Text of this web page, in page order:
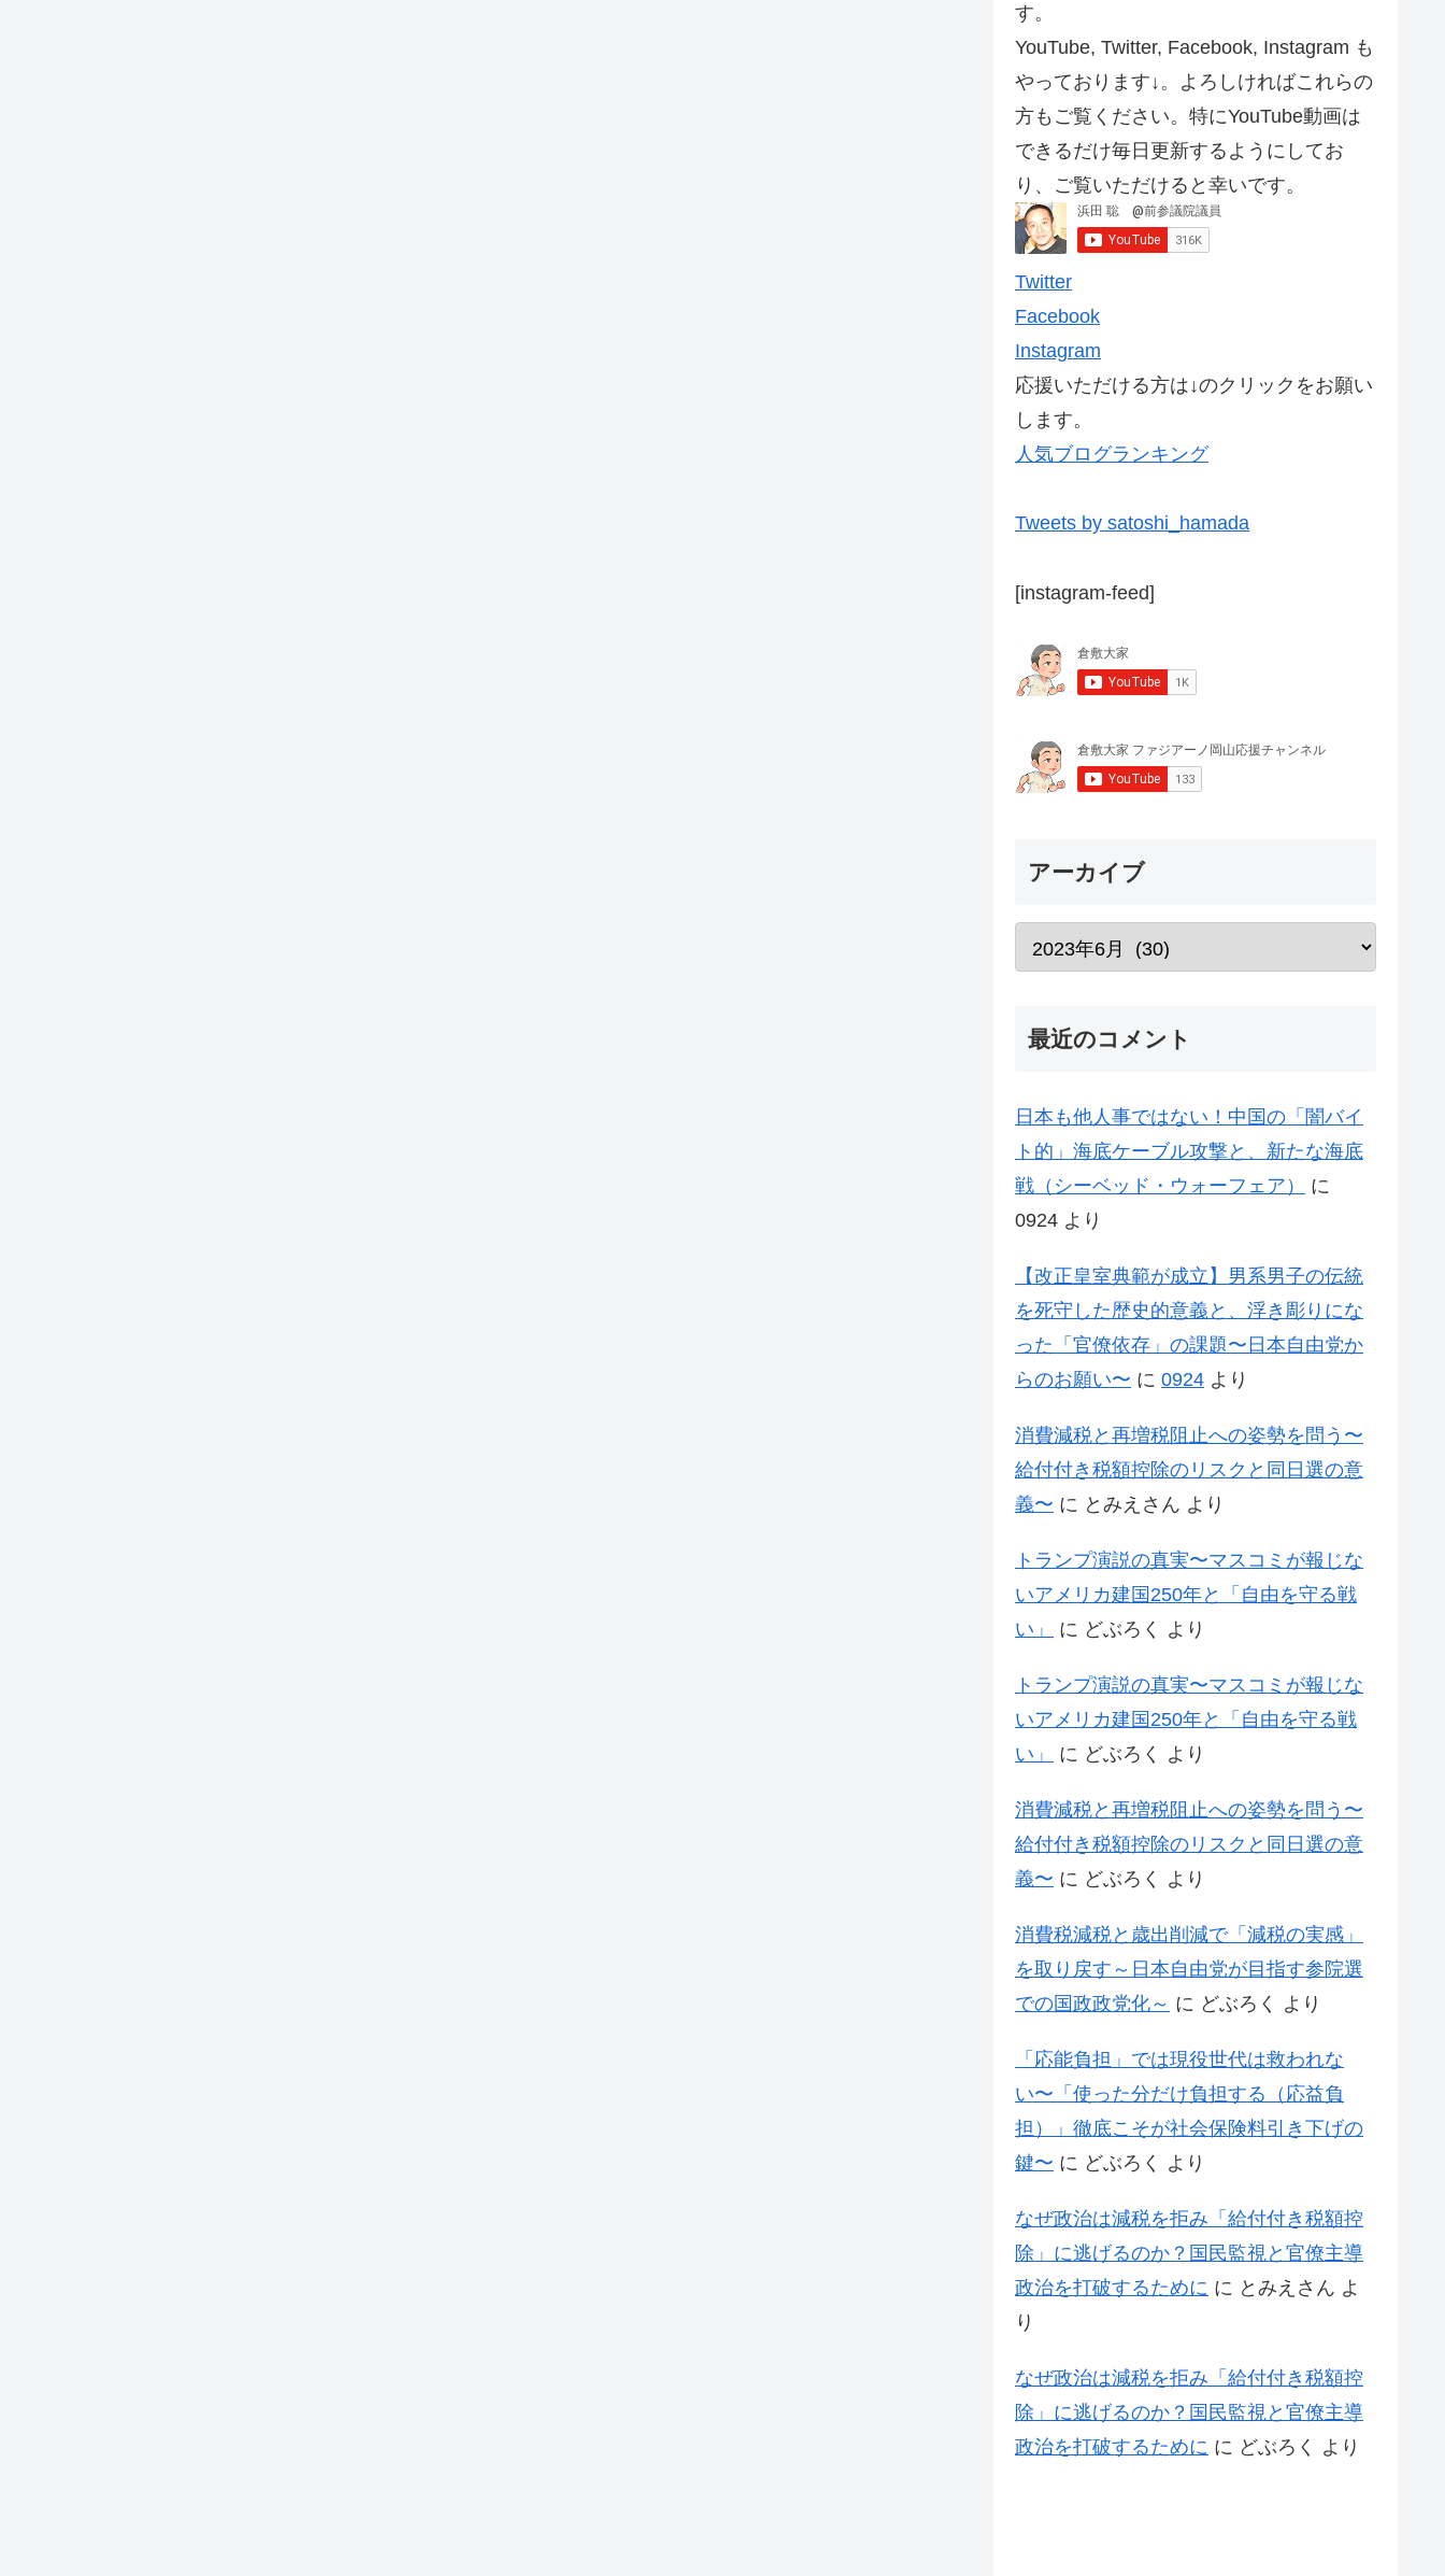
す。
YouTube, Twitter, Facebook, Instagram も
やっております↓。よろしければこれらの
方もご覧ください。特にYouTube動画は
できるだけ毎日更新するようにしてお
り、ご覧いただけると幸いです。
Twitter
Facebook
Instagram
応援いただける方は↓のクリックをお願い
します。
人気ブログランキング
Tweets by satoshi_hamada
[instagram-feed]
アーカイブ
最近のコメント
日本も他人事ではない！中国の「闇バイ
ト的」海底ケーブル攻撃と、新たな海底
戦（シーベッド・ウォーフェア）
に
0924 より
【改正皇室典範が成立】男系男子の伝統
を死守した歴史的意義と、浮き彫りにな
った「官僚依存」の課題〜日本自由党か
らのお願い〜 に 0924 より
消費減税と再増税阻止への姿勢を問う〜
給付付き税額控除のリスクと同日選の意
義〜 に とみえさん より
トランプ演説の真実〜マスコミが報じな
いアメリカ建国250年と「自由を守る戦
い」
に どぶろく より
トランプ演説の真実〜マスコミが報じな
いアメリカ建国250年と「自由を守る戦
い」
に どぶろく より
消費減税と再増税阻止への姿勢を問う〜
給付付き税額控除のリスクと同日選の意
義〜 に どぶろく より
消費税減税と歳出削減で「減税の実感」
を取り戻す～日本自由党が目指す参院選
での国政政党化～ に どぶろく より
「応能負担」では現役世代は救われな
い〜「使った分だけ負担する（応益負
担）」徹底こそが社会保険料引き下げの
鍵〜 に どぶろく より
なぜ政治は減税を拒み「給付付き税額控
除」に逃げるのか？国民監視と官僚主導
政治を打破するために に とみえさん よ
り
なぜ政治は減税を拒み「給付付き税額控
除」に逃げるのか？国民監視と官僚主導
政治を打破するために に どぶろく より